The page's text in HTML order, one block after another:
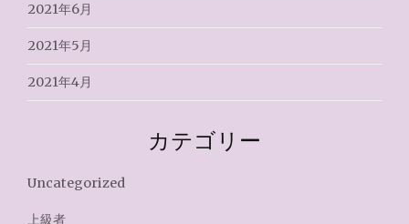
2021年6月
2021年5月
2021年4月
カテゴリー
Uncategorized
上級者